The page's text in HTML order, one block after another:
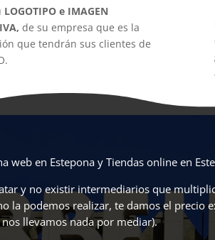
LOGOTIPO e IMAGEN
de su empresa que es la
que tendrán sus clientes de
web en Estepona y Tiendas online en
y no existir intermediarios que
podemos realizar, te damos el precio
llevamos nada por mediar).